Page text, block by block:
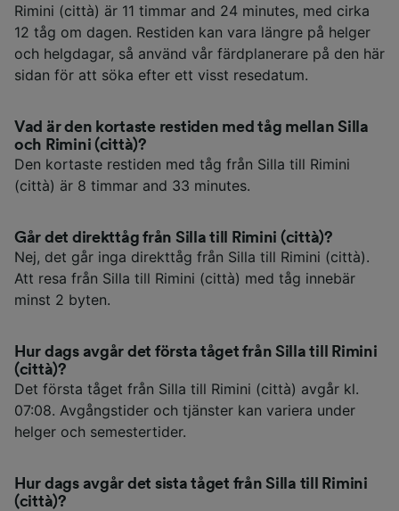
Rimini (città) är 11 timmar and 24 minutes, med cirka
12 tåg om dagen. Restiden kan vara längre på helger
och helgdagar, så använd vår färdplanerare på den här
sidan för att söka efter ett visst resedatum.
Vad är den kortaste restiden med tåg mellan Silla
och Rimini (città)?
Den kortaste restiden med tåg från Silla till Rimini
(città) är 8 timmar and 33 minutes.
Går det direkttåg från Silla till Rimini (città)?
Nej, det går inga direkttåg från Silla till Rimini (città).
Att resa från Silla till Rimini (città) med tåg innebär
minst 2 byten.
Hur dags avgår det första tåget från Silla till Rimini
(città)?
Det första tåget från Silla till Rimini (città) avgår kl.
07:08. Avgångstider och tjänster kan variera under
helger och semestertider.
Hur dags avgår det sista tåget från Silla till Rimini
(città)?